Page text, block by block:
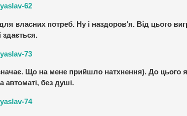
власних потреб. Ну і наздоров’я. Від цього
здається.
Що на мене прийшло натхнення). До цього
автоматі, без душі.